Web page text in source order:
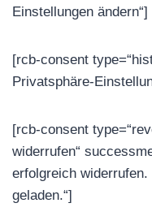
Einstellungen ändern“]
[rcb-consent
Privatsphäre-
[rcb-consent
widerrufen“
erfolgreich
geladen.“]